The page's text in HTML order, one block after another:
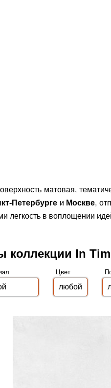
матовая,
Петербурге и Москве,
легкость в воплощении
коллекции In
Цвет